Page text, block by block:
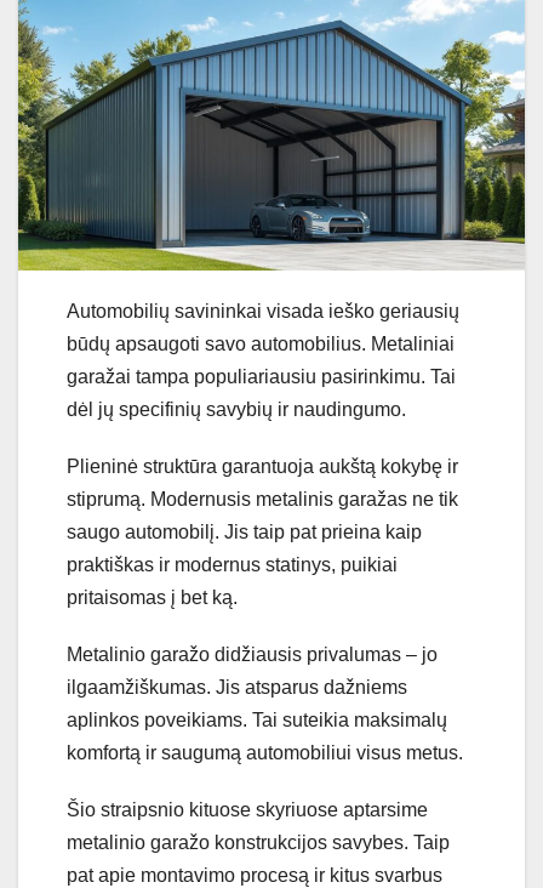
Automobilių savininkai visada ieško geriausių
būdų apsaugoti savo automobilius. Metaliniai
garažai tampa populiariausiu pasirinkimu. Tai
dėl jų specifinių savybių ir naudingumo.
Plieninė struktūra garantuoja aukštą kokybę ir
stiprumą. Modernusis metalinis garažas ne tik
saugo automobilį. Jis taip pat prieina kaip
praktiškas ir modernus statinys, puikiai
pritaisomas į bet ką.
Metalinio garažo didžiausis privalumas – jo
ilgaamžiškumas. Jis atsparus dažniems
aplinkos poveikiams. Tai suteikia maksimalų
komfortą ir saugumą automobiliui visus metus.
Šio straipsnio kituose skyriuose aptarsime
metalinio garažo konstrukcijos savybes. Taip
pat apie montavimo procesą ir kitus svarbus